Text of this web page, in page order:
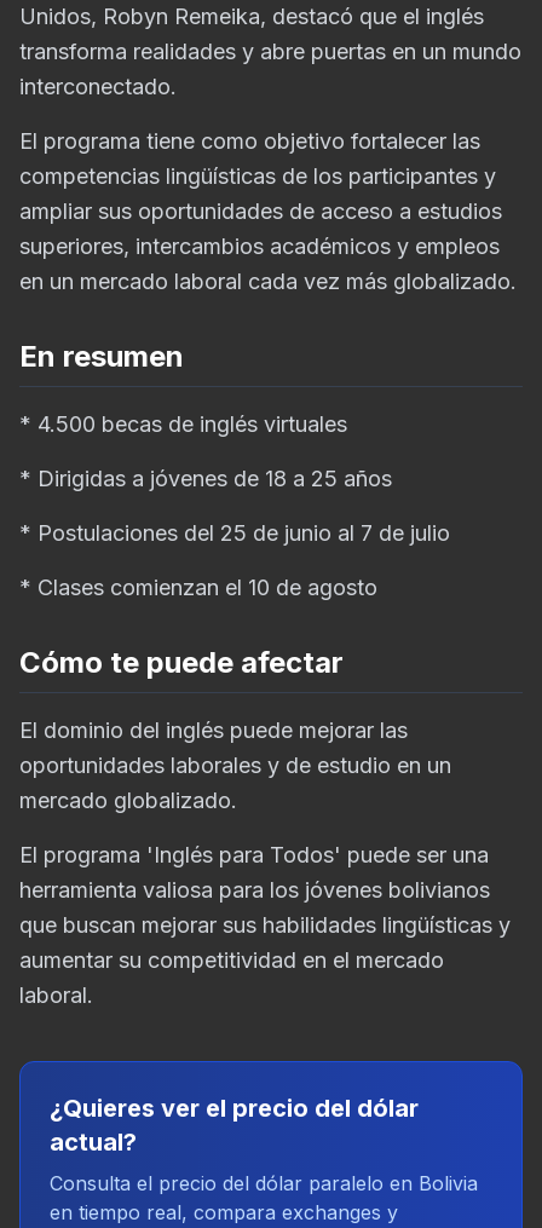
Unidos, Robyn Remeika, destacó que el inglés
transforma realidades y abre puertas en un mundo
interconectado.
El programa tiene como objetivo fortalecer las
competencias lingüísticas de los participantes y
ampliar sus oportunidades de acceso a estudios
superiores, intercambios académicos y empleos
en un mercado laboral cada vez más globalizado.
En resumen
* 4.500 becas de inglés virtuales
* Dirigidas a jóvenes de 18 a 25 años
* Postulaciones del 25 de junio al 7 de julio
* Clases comienzan el 10 de agosto
Cómo te puede afectar
El dominio del inglés puede mejorar las
oportunidades laborales y de estudio en un
mercado globalizado.
El programa 'Inglés para Todos' puede ser una
herramienta valiosa para los jóvenes bolivianos
que buscan mejorar sus habilidades lingüísticas y
aumentar su competitividad en el mercado
laboral.
¿Quieres ver el precio del dólar
actual?
Consulta el precio del dólar paralelo en Bolivia
en tiempo real, compara exchanges y